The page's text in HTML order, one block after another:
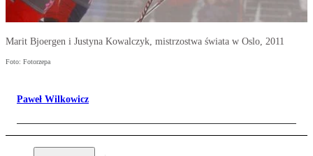
Marit Bjoergen i Justyna Kowalczyk, mistrzostwa świata w Oslo, 2011
Foto: Fotorzepa
Paweł Wilkowicz